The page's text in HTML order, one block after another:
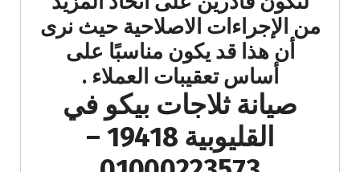
من الإجراءات الاصلاحية حيث نرى
أن هذا قد يكون مناسبًا على
أساس تعقيبات العملاء​ .
صيانة ثلاجات بيكو في
القليوبية 19418 –